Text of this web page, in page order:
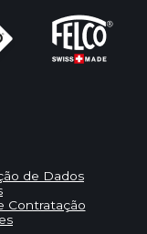
de Dados
Contratação